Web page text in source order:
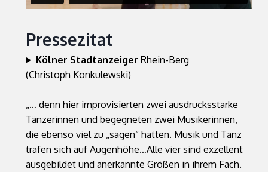
Pressezitat
Kölner Stadtanzeiger Rhein-Berg
(Christoph Konkulewski)
„… denn hier improvisierten zwei ausdrucksstarke
Tänzerinnen und begegneten zwei Musikerinnen,
die ebenso viel zu „sagen“ hatten. Musik und Tanz
trafen sich auf Augenhöhe…Alle vier sind exzellent
ausgebildet und anerkannte Größen in ihrem Fach.